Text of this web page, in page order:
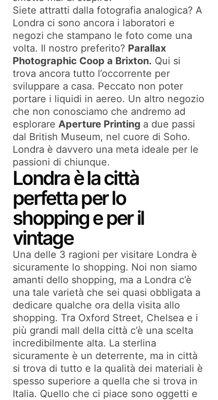
Siete attratti dalla fotografia analogica? A
Londra ci sono ancora i laboratori e
negozi che stampano le foto come una
volta. Il nostro preferito? Parallax
Photographic Coop a Brixton. Qui si
trova ancora tutto l’occorrente per
sviluppare a casa. Peccato non poter
portare i liquidi in aereo. Un altro negozio
che non conosciamo che andremo ad
esplorareAperture Printing a due passi
dal British Museum, nel cuore di Soho.
Londra è davvero una meta ideale per le
passioni di chiunque.
Londra è la città
perfetta per lo
shopping e per il
vintage
Una delle 3 ragioni per visitare Londra è
sicuramente lo shopping. Noi non siamo
amanti dello shopping, ma a Londra c’è
una tale varietà che sei quasi obbligata a
dedicare qualche ora della visita allo
shopping. Tra Oxford Street, Chelsea e i
più grandi mall della città c’è una scelta
incredibilmente alta. La sterlina
sicuramente è un deterrente, ma in città
si trova di tutto e la qualità dei materiali è
spesso superiore a quella che si trova in
Italia. Quello che ci piace sono oggetti e